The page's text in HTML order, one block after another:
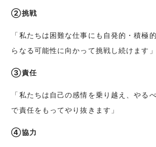
②挑戦
「私たちは困難な仕事にも自発的・積極
らなる可能性に向かって挑戦し続けます」
③責任
「私たちは自己の感情を乗り越え、やる
で責任をもってやり抜きます」
④協力